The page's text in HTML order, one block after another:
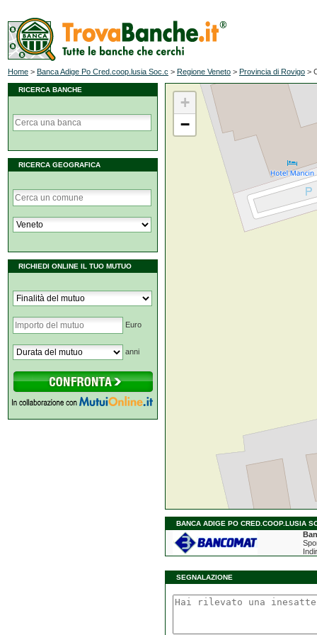
Home > Banca Adige Po Cred.coop.lusia Soc.c > Regione Veneto > Provincia di Rovigo >
RICERCA BANCHE
RICERCA GEOGRAFICA
RICHIEDI ONLINE IL TUO MUTUO
Euro
anni
+
−
BANCA ADIGE PO CRED.COOP.LUSIA
SEGNALAZIONE